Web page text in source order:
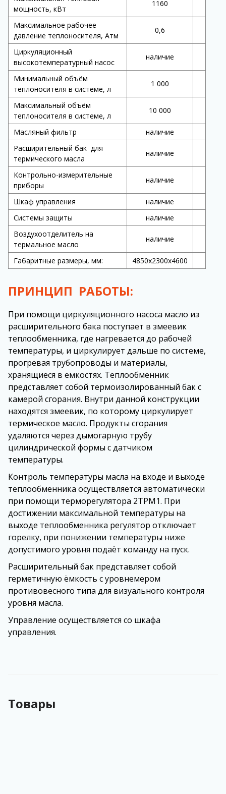
мощность, кВт
1160
Максимальное рабочее
давление теплоносителя, Атм
0,6
Циркуляционный
высокотемпературный насос
наличие
Минимальный объём
теплоносителя в системе, л
1 000
Максимальный объём
теплоносителя в системе, л
10 000
Масляный фильтр
наличие
Расширительный бак для
термического масла
наличие
Контрольно-измерительные
приборы
наличие
Шкаф управления
наличие
Системы защиты
наличие
Воздухоотделитель на
термальное масло
наличие
Габаритные размеры, мм: 4850х2300х4600
ПРИНЦИП РАБОТЫ:
При помощи циркуляционного насоса масло из
расширительного бака поступает в змеевик
теплообменника, где нагревается до рабочей
температуры, и циркулирует дальше по системе,
прогревая трубопроводы и материалы,
хранящиеся в емкостях. Теплообменник
представляет собой термоизолированный бак с
камерой сгорания. Внутри данной конструкции
находятся змеевик, по которому циркулирует
термическое масло. Продукты сгорания
удаляются через дымогарную трубу
цилиндрической формы с датчиком
температуры.
Контроль температуры масла на входе и выходе
теплообменника осуществляется автоматически
при помощи терморегулятора 2ТРМ1. При
достижении максимальной температуры на
выходе теплообменника регулятор отключает
горелку, при понижении температуры ниже
допустимого уровня подаёт команду на пуск.
Расширительный бак представляет собой
герметичную ёмкость с уровнемером
противовесного типа для визуального контроля
уровня масла.
Управление осуществляется со шкафа
управления.
Товары